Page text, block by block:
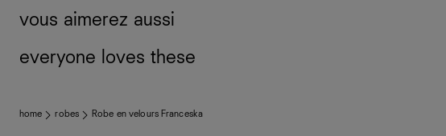
vous aimerez aussi
everyone loves these
home robes Robe en velours Franceska